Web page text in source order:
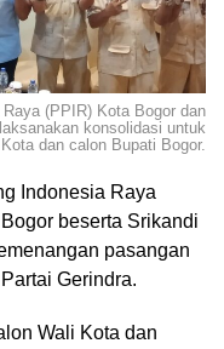
(PPIR) Kota Bogor dan
konsolidasi untuk
dan calon Bupati Bogor.
Indonesia Raya
beserta Srikandi
pasangan
Gerindra.
Wali Kota dan